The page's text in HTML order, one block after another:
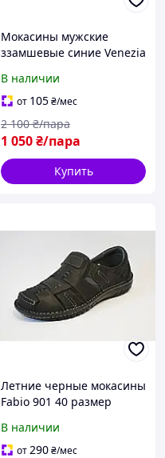
Мокасины мужские
ззамшевые синие Venezia
В наличии
от 105₴/мес
1 050₴/пара
2 100 ₴/пара
Купить
Летние черные мокасины
Fabio 901 40 размер
В наличии
от290₴/мес